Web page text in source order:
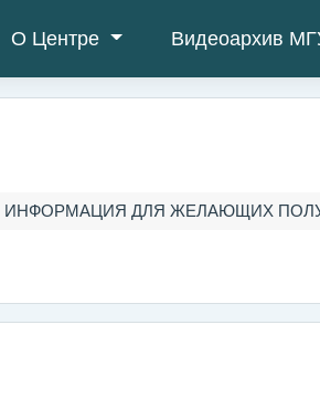
О Центре Видеоархив
ИНФОРМАЦИЯ ДЛЯ ЖЕЛАЮЩИХ